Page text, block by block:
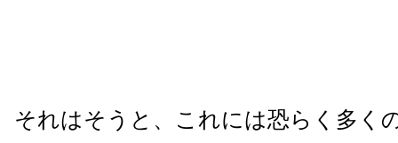
それはそうと、これには恐らく多く